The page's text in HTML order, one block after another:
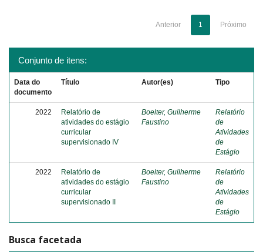
Anterior 1 Próximo
Conjunto de itens:
Data do
documento
Título Autor(es) Tipo
2022
Relatório de
atividades do estágio
curricular
supervisionado IV
Boelter, Guilherme
Faustino
Relatório
de
Atividades
de
Estágio
2022
Relatório de
atividades do estágio
curricular
supervisionado II
Boelter, Guilherme
Faustino
Relatório
de
Atividades
de
Estágio
Busca facetada